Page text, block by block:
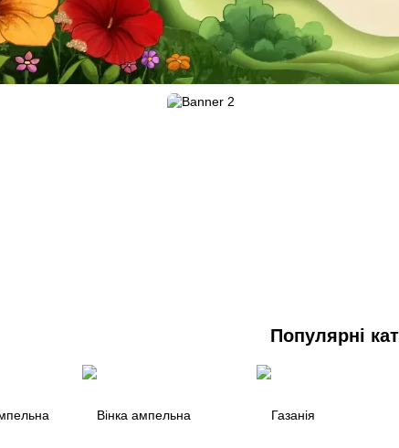
Популярні